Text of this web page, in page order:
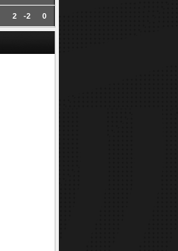
2 -2 0